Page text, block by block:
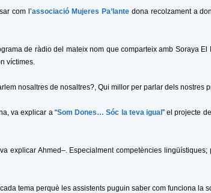
com l’associació Mujeres Pa’lantedona recolzament a
de ràdio del mateix nom que comparteix amb Soraya
víctimes.
nosaltres de nosaltres?, Qui millor per parlar dels nostres
va explicar a “Som Dones… Sóc la teva igual ” el projecte
explicar Ahmed–. Especialment competències
tema perquè les assistents puguin saber com funciona la